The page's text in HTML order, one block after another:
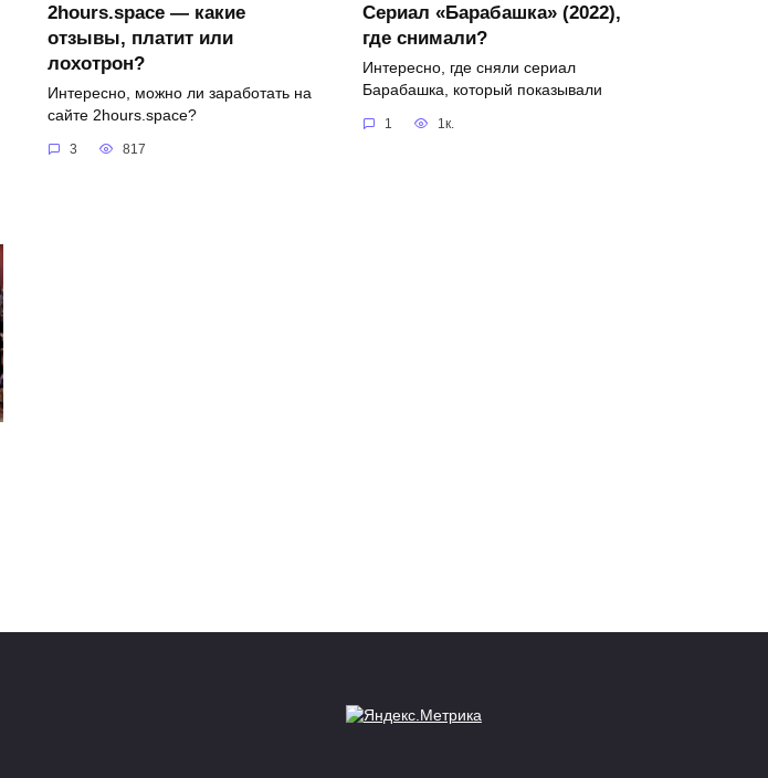
2hours.space — какие
отзывы, платит или
лохотрон?
Интересно, можно ли заработать на
сайте 2hours.space?
3 817
Сериал «Барабашка» (2022),
где снимали?
Интересно, где сняли сериал
Барабашка, который показывали
1 1к.